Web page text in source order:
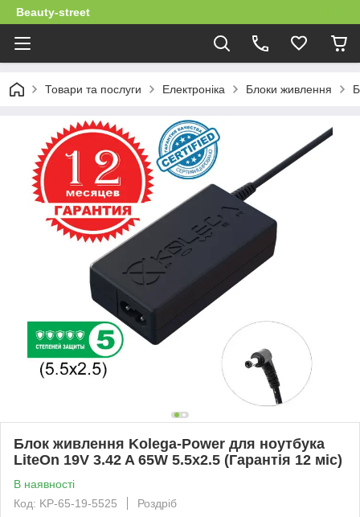
Beauty-street
Товари та послуги Електроніка Блоки живлення
Блок живлення Kolega-Power для ноутбука
LiteOn 19V 3.42 A 65W 5.5x2.5 (Гарантія 12 міс)
В наявності
Код: KP-65-19-5525
Роздріб